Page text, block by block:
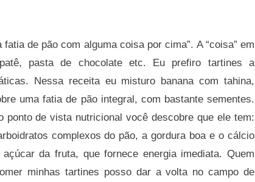
de pão com alguma coisa por cima”. A “coisa” em
pasta de chocolate etc. Eu prefiro tartines a
Nessa receita eu misturo banana com tahina,
uma fatia de pão integral, com bastante sementes.
ponto de vista nutricional você descobre que ele tem:
complexos do pão, a gordura boa e o cálcio
da fruta, que fornece energia imediata. Quem
minhas tartines posso dar a volta no campo de